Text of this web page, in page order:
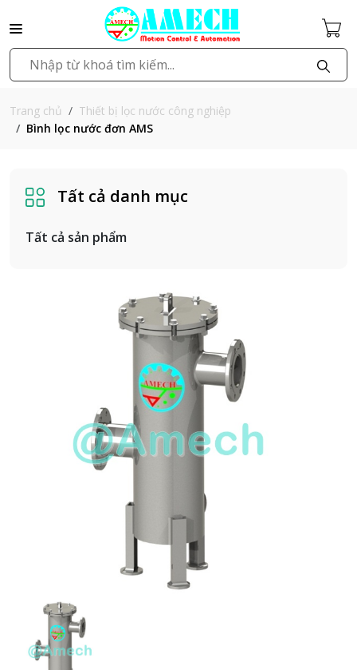
Trang chủ
Thiết bị lọc nước công nghiệp
Bình lọc nước đơn AMS
Tất cả danh mục
Tất cả sản phẩm